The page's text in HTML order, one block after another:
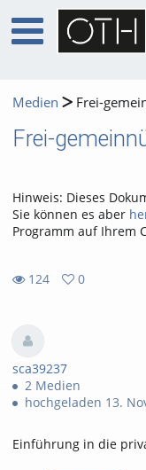
Medien Frei-
Hinweis: Dieses
Sie können es aber
Programm auf Ihrem
124
0
sca39237
2 Medien
hochgeladen 13.
Einführung in die